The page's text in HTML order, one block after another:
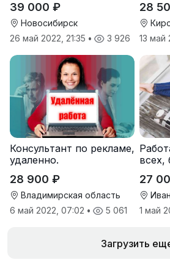
39 000 ₽
Новосибирск
26 май 2022, 21:35 • 3 926
28
13 май
Консультант по рекламе,
удаленно.
28 900 ₽
Владимирская область
6 май 2022, 07:02 • 5 061
всех,
27
1 май
Загрузить